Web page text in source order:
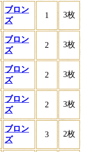
ブロン
ズ
1 3枚
ブロン
ズ
2 3枚
ブロン
ズ
2 3枚
ブロン
ズ
2 3枚
ブロン
ズ
3 2枚